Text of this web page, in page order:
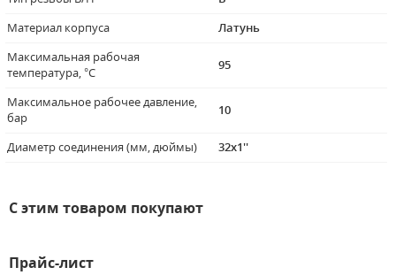
Материал корпуса
Латунь
Максимальная рабочая
температура, °C
95
Максимальное рабочее давление,
бар
10
Диаметр соединения (мм, дюймы) 32x1''
С этим товаром покупают
Прайс-лист